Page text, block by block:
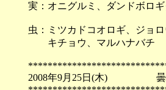
実：オニグルミ、ダンドボロ
虫：ミツカドコオロギ、ジョ
キチョウ、マルハナバチ
2008年9月25日(木